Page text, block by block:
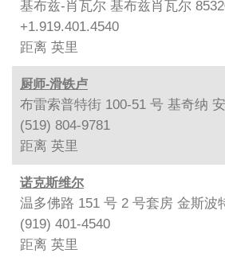
基布兹-肖瓦尔 基布兹肖瓦尔
+1.919.401.4540
距离 英里
厨师-滑铁卢
布雷索普特街 100-51 号 基奇纳
(519) 804-9781
距离 英里
诺克斯维尔
温多佛路 151 号 2 号套房 金斯波
(919) 401-4540
距离 英里